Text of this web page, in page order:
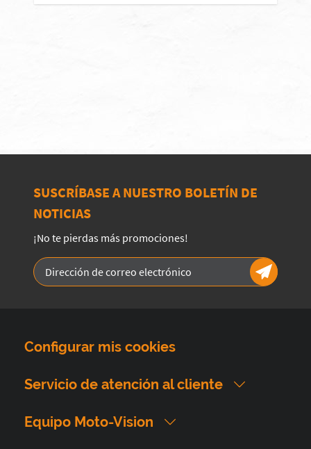
SUSCRÍBASE A NUESTRO BOLETÍN DE
NOTICIAS
¡No te pierdas más promociones!
Configurar mis cookies
Servicio de atención al cliente
Equipo Moto-Vision